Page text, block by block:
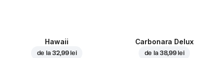
Hawaii
de la 32,99 lei
Carbonara Delux
de la 38,99 lei